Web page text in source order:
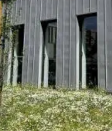
Appeler
et pédagogique